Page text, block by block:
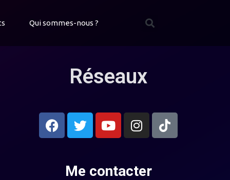
Qui sommes-nous ?
Réseaux
Me contacter